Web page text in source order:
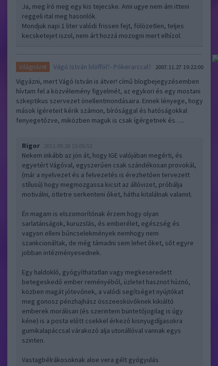
Ja, meg író meg egy kis tejecske. Ami ugye nem ám itteni
reggeli ital meg hasonlók.
Mondjuk napi 1 liter valódi frissen fejt, fölözetlen, teljes
kecsketejet iszol, nem árt hozzá mozogni mert elhízol.
Világnézet Vágó István blöfföl?- Pókerarccal? 2007.11.27 19:22:00
Vigyázni, mert Vágó István is átver! című blogbejegyzésemben
hívtam fel a közvélemény figyelmét, az egykori és egy mostani
szkeptikus szervezet önellentmondásaira. Ennek lényege, hogy
mások ígéreteit kérik számon, bírósággal és hatóságokkal
fenyegetőzve, miközben maguk is csak ígérgetnek és…..
Rigor 2011.09.28 15:05:52
Nekem inkább az jön át, hogy IGE valójában megérti, és
egyetért Vágóval, egyszerűen csak szándékosan provokál,
(már a nyelvezet és a felvezetés is érezhetően tervezett
stílusú) hogy megmozgassa kicsit az állóvizet, próbálja
motiválni, ötletre serkenteni őket, hátha kitalálnak valamit.
Én magam is elszomorítónak érzem hogy olyan
sarlatánságok, kuruzslás, és emberélet, egészség és
vagyon elleni bűncselekmények nemhogy nem
szankcionáltak, de még támadni sem lehet őket, sőt egyre
jobban intézményesednek.
Egy haldokló, gyógyíthatatlan vagy megkeseredett
betegeskedő ember reményéből, üzletet hasznot húznó,
közben magát jótevőnek, a valódi segítséget nyújtókat
meg gonosz pénzhajhász összeesküvőknek kikiáltó
emberek morálisan (és szerintem büntetőjogilag is úgy
kéne) is a posta előtt csekkel érkező kisnyugdíjjasokra
gumikalapáccsal várakozó alja utonállóval vannak egys
szinten.
Vastagbélrákosoknak aloe vera gélt gyógyulás